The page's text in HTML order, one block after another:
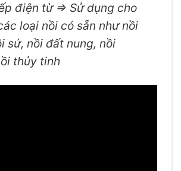
điện từ => Sử dụng cho
loại nồi có sẵn như nồi
sứ, nồi đất nung, nồi
thủy tinh